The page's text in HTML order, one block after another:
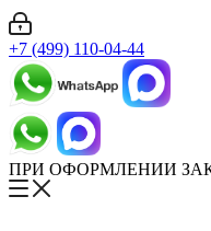
+7 (499) 110-04-44
ПРИ ОФОРМЛЕНИИ